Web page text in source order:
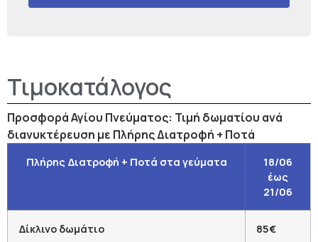
Τιμοκατάλογος
Προσφορά Αγίου Πνεύματος: Τιμή δωματίου ανά
διανυκτέρευση με Πλήρης Διατροφή + Ποτά
Πλήρης Διατροφή + Ποτά στα γεύματα
18/06
έως
21/06
Δίκλινο δωμάτιο 85€